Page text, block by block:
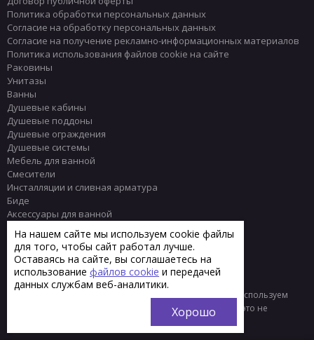
Политика обработки персональных данных
Согласие на обработку персональных данных
Согласие на получение рекламно-информационных материалов
Политика использования файлов cookie на сайте
Раковины
Унитазы
Ванны
Душевые кабины
Душевые поддоны
Душевые ограждения
Душевые системы
Мебель для ванной
Смесители
Инсталляции и сливная арматура
Биде
Аксессуары для ванной
Полотенцесушители
Комплектующие
Плитка
© 2013 - 2026 Интернет-магазин сантехники Тренд
Мы используем
файлы «cookie» для функционирования сайта. Если вас это не
На нашем сайте мы используем cookie файлы
для того, чтобы сайт работал лучше.
Оставаясь на сайте, вы соглашаетесь на
использование файлов cookie и передачей
данных службам веб-аналитики.
Хорошо